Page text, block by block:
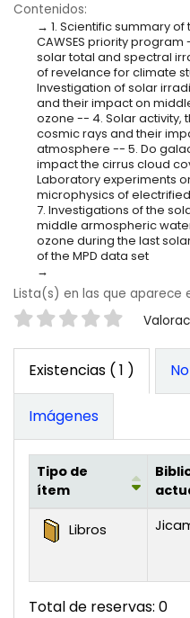
Contenidos:
1. Scientific summary
CAWSES priority
solar total and spectral
of revelance for climate
Investigation of solar
and their impact on
ozone -- 4. Solar activity,
cosmic rays and their
atmosphere -- 5. Do
impact the cirrus cloud
Laboratory experiments
microphysics of
7. Investigations of the
middle armospheric
ozone during the last
of the MPD data set
Lista(s) en las que aparece
Valoración
Existencias ( 1 )
Imágenes
Existencias
Tipo de
ítem
Libros
Total de reservas: 0